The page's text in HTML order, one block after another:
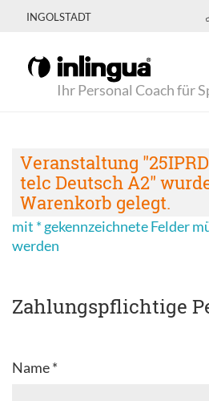
INGOLSTADT
Ihr Personal Coach für
Veranstaltung
telc Deutsch A2"
Warenkorb gelegt.
mit * gekennzeichnete Felder
werden
Zahlungspflichtige
Name *